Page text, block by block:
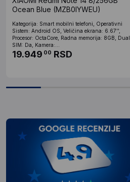
Ocean Blue (MZB0IYWEU)
Kategorija: Smart mobilni telefoni, Operativni
Sistem: Android OS, Veličina ekrana: 6.67'',
Procesor: OctaCore, Radna memorija: 8GB, Dual
SIM: Da, Kamera:...
19.949 00 RSD